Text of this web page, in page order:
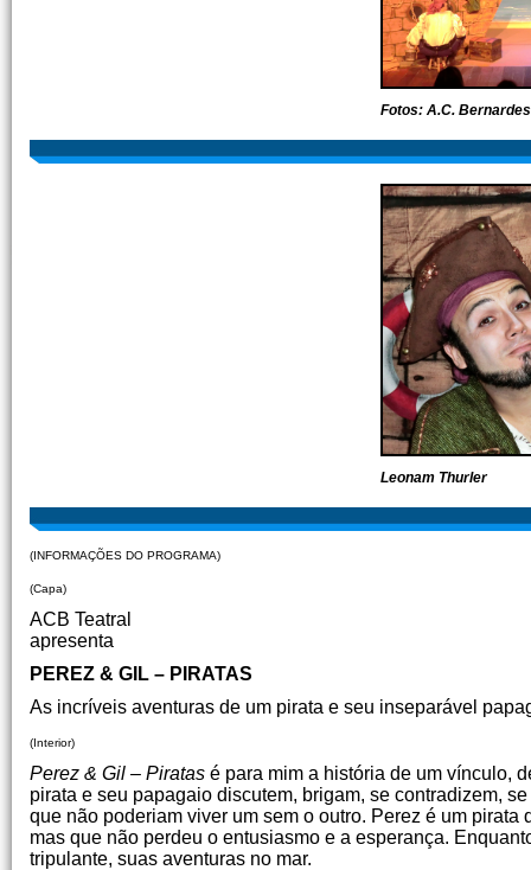
Fotos: A.C. Bernardes
Leonam Thurler
(INFORMAÇÕES DO PROGRAMA)
(Capa)
ACB Teatral
apresenta
PEREZ & GIL – PIRATAS
As incríveis aventuras de um pirata e seu inseparável
(Interior)
Perez & Gil – Piratas é para mim a história de um vínculo,
pirata e seu papagaio discutem, brigam, se contradizem,
que não poderiam viver um sem o outro. Perez é um
mas que não perdeu o entusiasmo e a esperança.
tripulante, suas aventuras no mar.